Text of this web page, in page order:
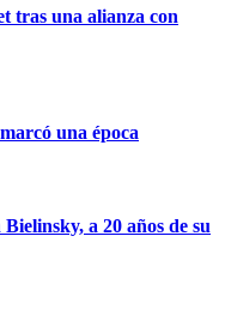
tras una alianza con
una época
a 20 años de su